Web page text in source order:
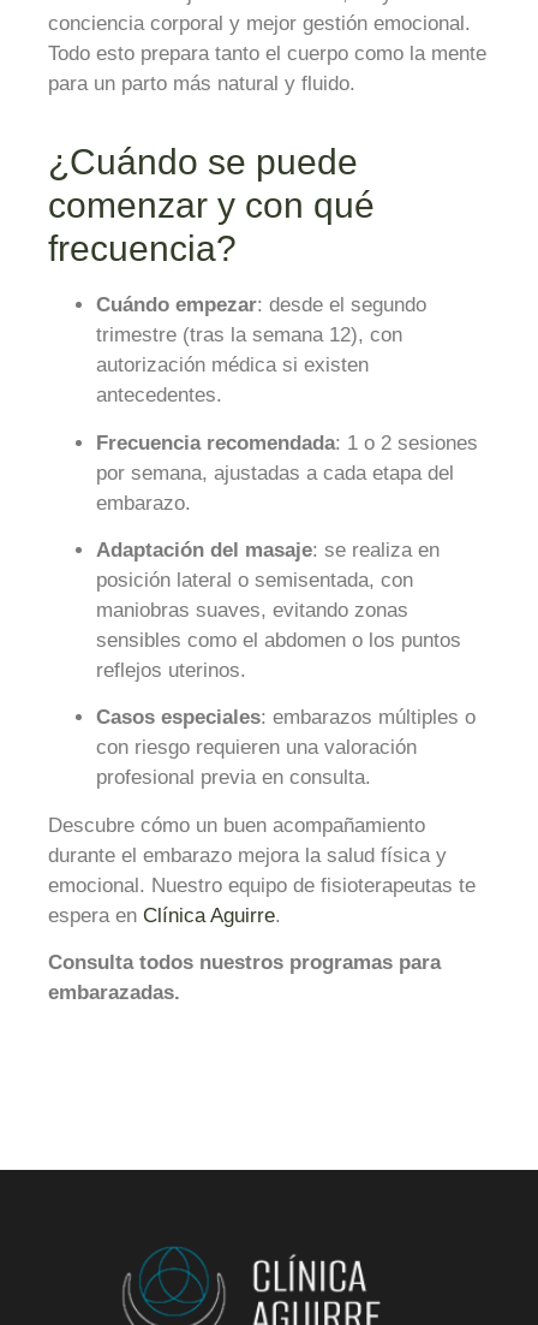
conciencia corporal y mejor gestión emocional.
Todo esto prepara tanto el cuerpo como la mente
para un parto más natural y fluido.
¿Cuándo se puede
comenzar y con qué
frecuencia?
Cuándo empezar: desde el segundo
trimestre (tras la semana 12), con
autorización médica si existen
antecedentes.
Frecuencia recomendada: 1 o 2 sesiones
por semana, ajustadas a cada etapa del
embarazo.
Adaptación del masaje: se realiza en
posición lateral o semisentada, con
maniobras suaves, evitando zonas
sensibles como el abdomen o los puntos
reflejos uterinos.
Casos especiales: embarazos múltiples o
con riesgo requieren una valoración
profesional previa en consulta.
Descubre cómo un buen acompañamiento
durante el embarazo mejora la salud física y
emocional. Nuestro equipo de fisioterapeutas te
espera en Clínica Aguirre.
Consulta todos nuestros programas para
embarazadas.